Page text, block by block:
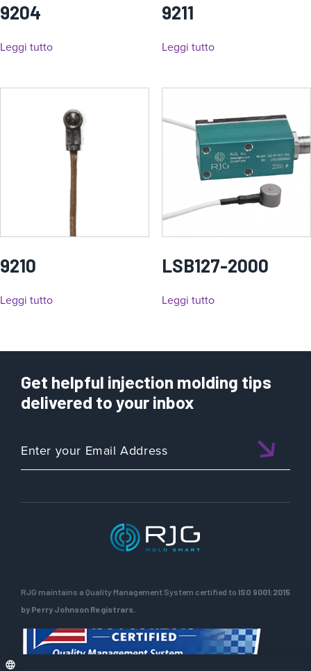
9204
Leggi tutto
9211
Leggi tutto
9210
Leggi tutto
LSB127-2000
Leggi tutto
Get helpful injection molding tips
delivered to your inbox
RJG maintains a Quality Management System certified to ISO 9001:2015
by Perry Johnson Registrars.